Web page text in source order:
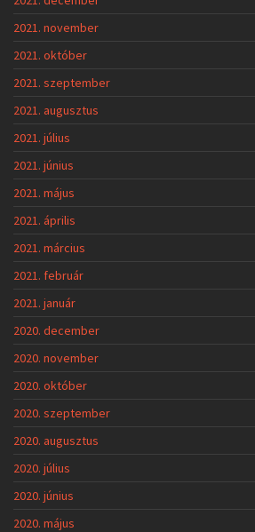
2021. november
2021. október
2021. szeptember
2021. augusztus
2021. július
2021. június
2021. május
2021. április
2021. március
2021. február
2021. január
2020. december
2020. november
2020. október
2020. szeptember
2020. augusztus
2020. július
2020. június
2020. május